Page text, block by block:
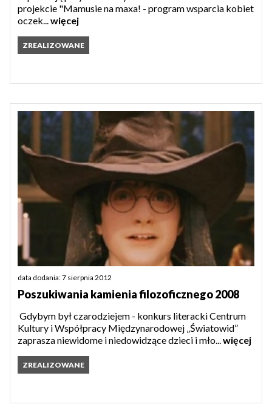
projekcie "Mamusie na maxa! - program wsparcia kobiet
oczek... więcej
ZREALIZOWANE
data dodania: 7 sierpnia 2012
Poszukiwania kamienia filozoficznego 2008
Gdybym był czarodziejem - konkurs literacki Centrum
Kultury i Współpracy Międzynarodowej „Światowid”
zaprasza niewidome i niedowidzące dzieci i mło...więcej
ZREALIZOWANE